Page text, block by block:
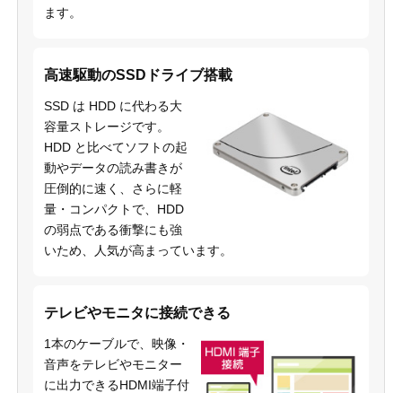
ます。
高速駆動のSSDドライブ搭載
SSD は HDD に代わる大
容量ストレージです。
HDD と比べてソフトの起
動やデータの読み書きが
圧倒的に速く、さらに軽
量・コンパクトで、HDD
の弱点である衝撃にも強
いため、人気が高まっています。
テレビやモニタに接続できる
1本のケーブルで、映像・
音声をテレビやモニター
に出力できるHDMI端子付